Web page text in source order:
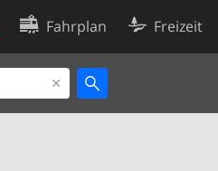
Fahrplan Freizeit
Cookie-Richtlinie
Cookie-Einstellungen